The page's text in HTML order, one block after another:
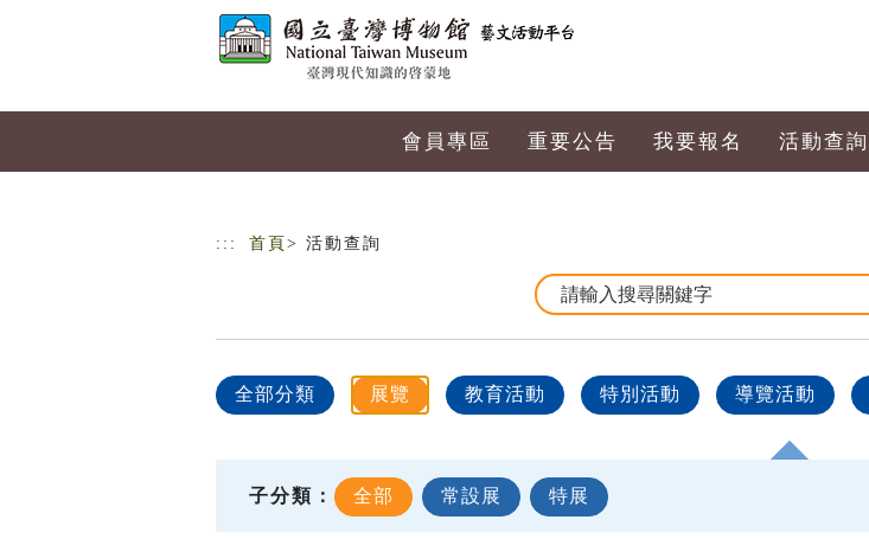
會員專區 重要公告 我要報名 活動查詢
::: 首頁 > 活動查詢
全部分類 展覽 教育活動 特別活動 導覽活動
子分類： 全部 常設展 特展